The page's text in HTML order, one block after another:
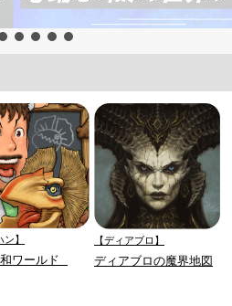
マイデザイン一覧
ン】
ワールド
【ディアブロ】
ディアブロの魔界地図